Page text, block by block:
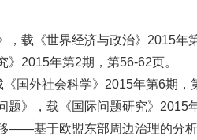
载《世界经济与政治》2015年
2015年第2期，第56-62页。
国外社会科学》2015年第6期，
》，载《国际问题研究》2015
——基于欧盟东部周边治理的分